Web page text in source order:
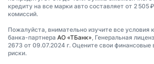
кредиту на все марки авто составляет от 2 505
комиссий.
Пожалуйста, внимательно изучите все условия
банка-партнера АО «ТБанк» , Генеральная
2673 от 09.07.2024 г. Оцените свои финансовые
риски.